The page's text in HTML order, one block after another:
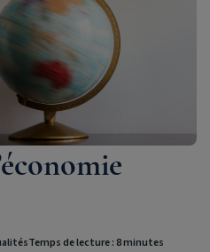
Temps de lecture : 8 minutes